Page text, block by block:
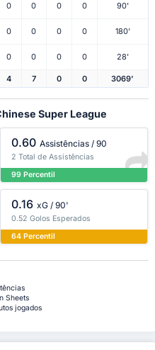
0 0 0 0 90'
0 0 0 0 180'
0 0 0 0 28'
4 7 0 0 3069'
Super League
0.60 Assistências / 90
2 Total de Assistências
99 Percentil
0.16 xG / 90'
0.52 Golos Esperados
64 Percentil
Sheets
jogados